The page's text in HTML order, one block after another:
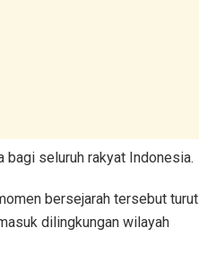
bagi seluruh rakyat Indonesia.
bersejarah tersebut turut
dilingkungan wilayah